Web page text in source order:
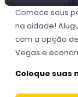
Comece seus
na cidade!
com a opção
Vegas e
Coloque suas